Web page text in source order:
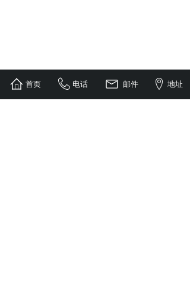
首页 电话 邮件 地址